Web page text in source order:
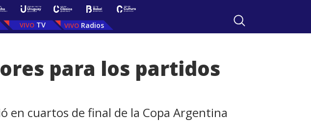
TV Radios
para los partidos
en cuartos de final de la Copa Argentina